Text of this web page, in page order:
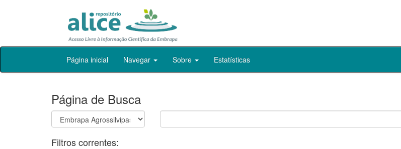
Skip
Página inicial Navegar Sobre Estatísticas
Página de Busca
Filtros correntes: